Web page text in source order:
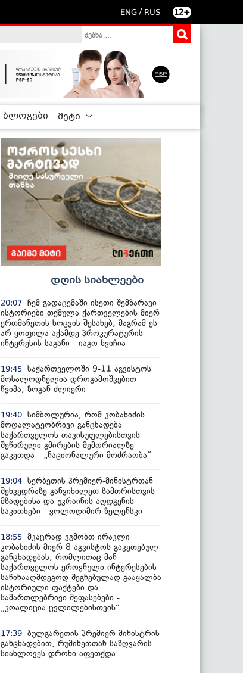
ENG / RUS 12+
ბლოგები მეტი
დღის სიახლეები
20:07 ჩემ გადაცემაში ისეთი შემზარავი
ისტორიები თქმულა ქართველების მიერ
ერთმანეთის ხოცვის შესახებ, მაგრამ ეს
არ ყოფილა აქამდე პროკურატურის
ინტერესის საგანი - იაგო ხვიჩია
19:45 საქართველოში 9-11 აგვისტოს
მოსალოდნელია დროგამოშვებით
წვიმა, ზოგან ძლიერი
19:40 სიმბოლურია, რომ კობახიძის
მოღალატეობრივი განცხადება
საქართველოს თავისუფლებისთვის
შეწირული გმირების მემორიალზე
გაკეთდა - „ნაციონალური მოძრაობა“
19:04 სერბეთის პრემიერ-მინისტრთან
შეხვედრაზე განვიხილეთ ზამთრისთვის
მზადებისა და უკრაინის აღდგენის
საკითხები - ვოლოდიმირ ზელენსკი
18:55 მკაცრად ვგმობთ ირაკლი
კობახიძის მიერ 8 აგვისტოს გაკეთებულ
განცხადებას, რომლითაც მან
საქართველოს ეროვნული ინტერესების
საწინააღმდეგოდ შეგნებულად გააყალბა
ისტორიული ფაქტები და
სამართლებრივი შეფასებები -
„კოალიცია ცვლილებისთვის“
17:39 ბულგარეთის პრემიერ-მინისტრის
განცხადებით, რუმინეთთან საზღვარის
სიახლოვეს დრონი აფეთქდა